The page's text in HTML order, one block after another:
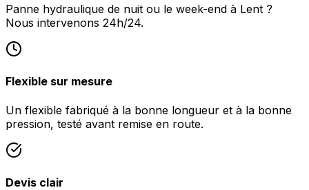
Panne hydraulique de nuit ou le week-end à Lent ?
Nous intervenons 24h/24.
Flexible sur mesure
Un flexible fabriqué à la bonne longueur et à la bonne
pression, testé avant remise en route.
Devis clair